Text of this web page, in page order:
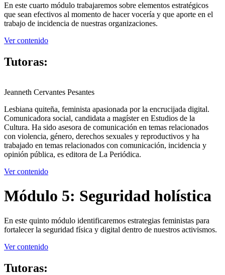
En este cuarto módulo trabajaremos sobre elementos estratégicos
que sean efectivos al momento de hacer vocería y que aporte en el
trabajo de incidencia de nuestras organizaciones.
Ver contenido
Tutoras:
Jeanneth Cervantes Pesantes
Lesbiana quiteña, feminista apasionada por la encrucijada digital.
Comunicadora social, candidata a magíster en Estudios de la
Cultura. Ha sido asesora de comunicación en temas relacionados
con violencia, género, derechos sexuales y reproductivos y ha
trabajado en temas relacionados con comunicación, incidencia y
opinión pública, es editora de La Periódica.
Ver contenido
Módulo 5: Seguridad holística
En este quinto módulo identificaremos estrategias feministas para
fortalecer la seguridad física y digital dentro de nuestros activismos.
Ver contenido
Tutoras: